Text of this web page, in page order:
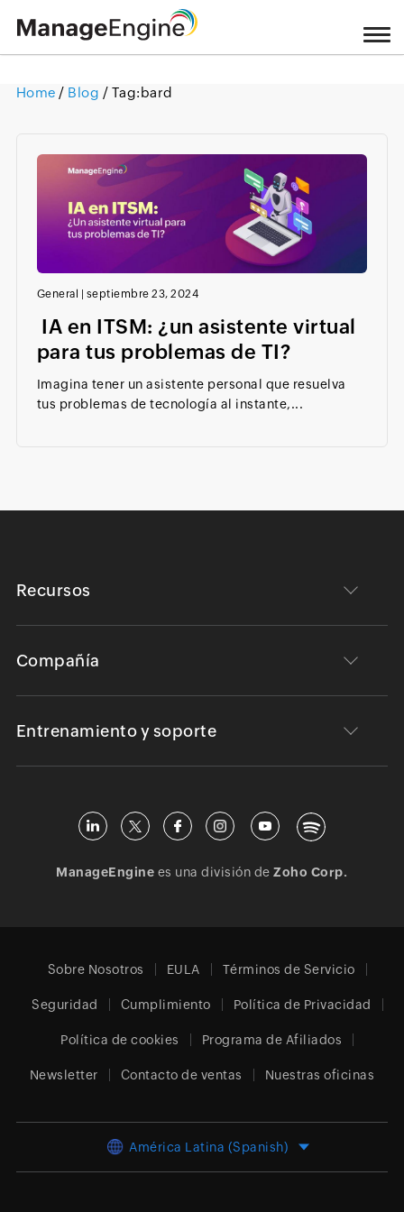
Home / Blog / Tag: bard
General septiembre 23, 2024
IA en ITSM: ¿un asistente virtual
para tus problemas de TI?
Imagina tener un asistente personal que resuelva
tus problemas de tecnología al instante,...
Recursos
Compañía
Entrenamiento y soporte
ManageEngine es una división deZoho Corp.
Sobre Nosotros EULA Términos de Servicio
Seguridad Cumplimiento Política de Privacidad
Política de cookies Programa de Afiliados
Newsletter Contacto de ventas Nuestras oficinas
América Latina (Spanish)